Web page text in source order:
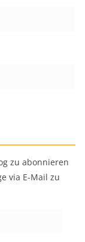
zu abonnieren
via E-Mail zu